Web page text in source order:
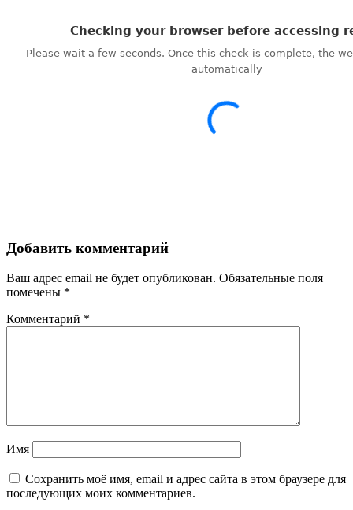
Добавить комментарий
Ваш адрес email не будет опубликован. Обязательные поля
помечены *
Комментарий *
Имя
Сохранить моё имя, email и адрес сайта в этом браузере для
последующих моих комментариев.